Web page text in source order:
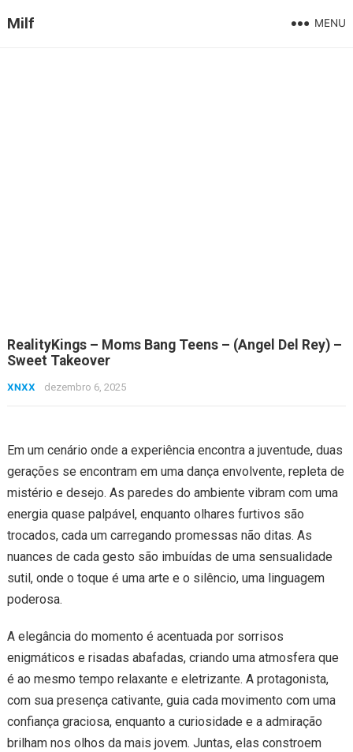
Milf MENU
RealityKings – Moms Bang Teens – (Angel Del Rey) –
Sweet Takeover
XNXX dezembro 6, 2025
Em um cenário onde a experiência encontra a juventude, duas
gerações se encontram em uma dança envolvente, repleta de
mistério e desejo. As paredes do ambiente vibram com uma
energia quase palpável, enquanto olhares furtivos são
trocados, cada um carregando promessas não ditas. As
nuances de cada gesto são imbuídas de uma sensualidade
sutil, onde o toque é uma arte e o silêncio, uma linguagem
poderosa.
A elegância do momento é acentuada por sorrisos
enigmáticos e risadas abafadas, criando uma atmosfera que
é ao mesmo tempo relaxante e eletrizante. A protagonista,
com sua presença cativante, guia cada movimento com uma
confiança graciosa, enquanto a curiosidade e a admiração
brilham nos olhos da mais jovem. Juntas, elas constroem